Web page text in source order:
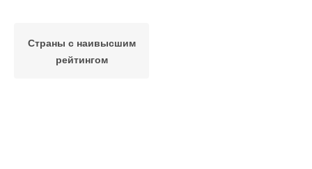
Страны с наивысшим
рейтингом